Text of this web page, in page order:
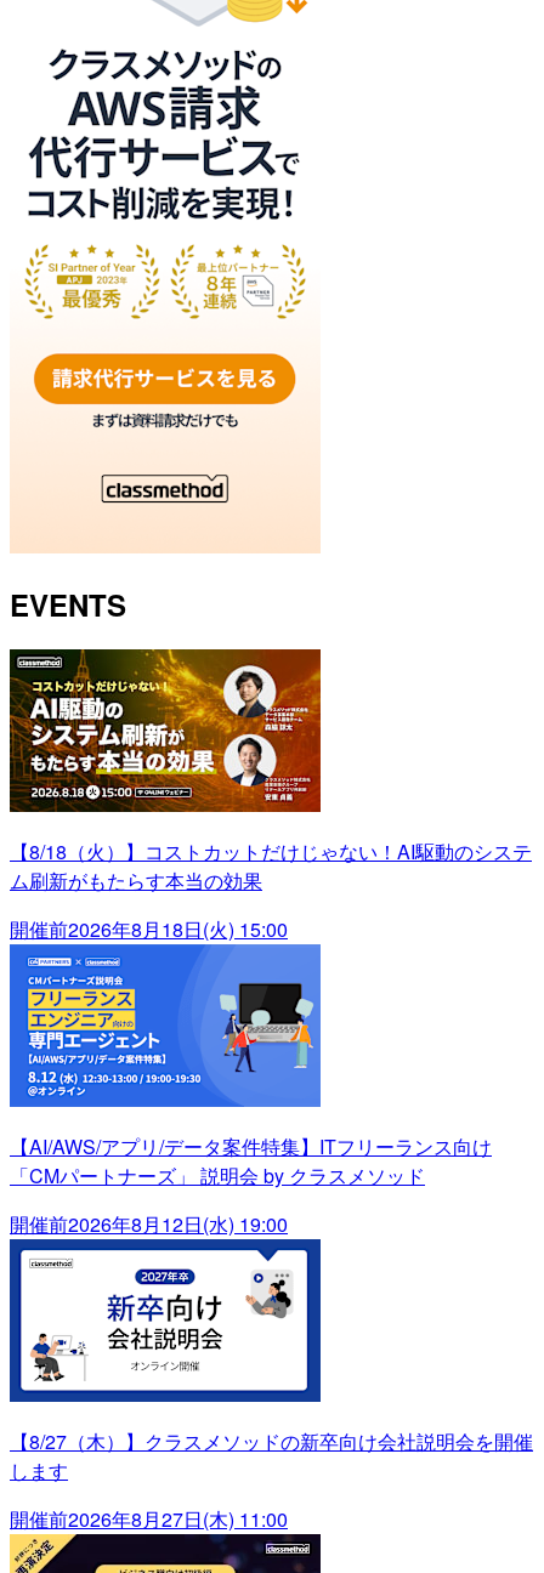
EVENTS
【8/18（火）】コストカットだけじゃない！AI駆動のシステ
ム刷新がもたらす本当の効果
開催前2026年8月18日(火) 15:00
【AI/AWS/アプリ/データ案件特集】ITフリーランス向け
「CMパートナーズ」 説明会 by クラスメソッド
開催前2026年8月12日(水) 19:00
【8/27（木）】クラスメソッドの新卒向け会社説明会を開催
します
開催前2026年8月27日(木) 11:00